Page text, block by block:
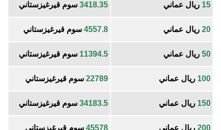
15 ريال عماني 3418.35 سوم قيرغيزستاني
20 ريال عماني 4557.8 سوم قيرغيزستاني
50 ريال عماني 11394.5 سوم قيرغيزستاني
100 ريال عماني 22789 سوم قيرغيزستاني
150 ريال عماني 34183.5 سوم قيرغيزستاني
200 ريال عماني 45578 سوم قيرغيزستاني